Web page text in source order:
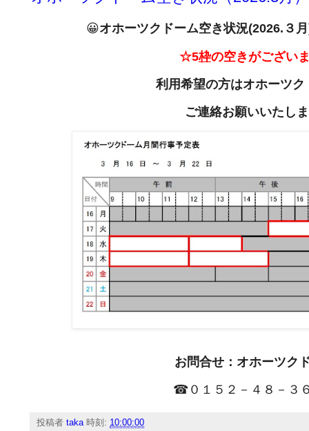
😀オホーツクドーム空き状況(2026. ３月
☆5枠の空きがござい
利用希望の方はオホーツク
ご連絡お願いいたし
お問合せ：オホーツク
☎０１５２－４８－３
投稿者taka 時刻: 10:00:00